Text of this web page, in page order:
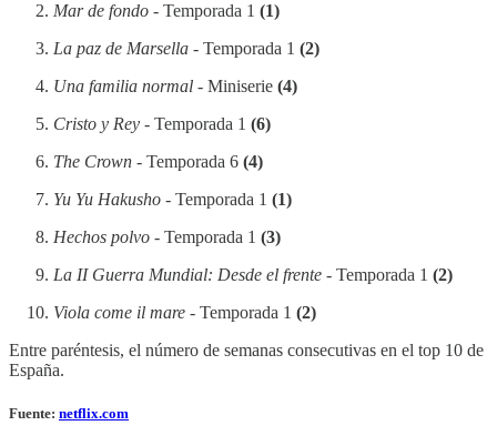
Mar de fondo - Temporada 1 (1)
La paz de Marsella - Temporada 1 (2)
Una familia normal - Miniserie (4)
Cristo y Rey - Temporada 1 (6)
The Crown - Temporada 6 (4)
Yu Yu Hakusho - Temporada 1 (1)
Hechos polvo - Temporada 1 (3)
La II Guerra Mundial: Desde el frente - Temporada 1 (2)
Viola come il mare - Temporada 1 (2)
Entre paréntesis, el número de semanas consecutivas en el top 10 de
España.
Fuente: netflix.com